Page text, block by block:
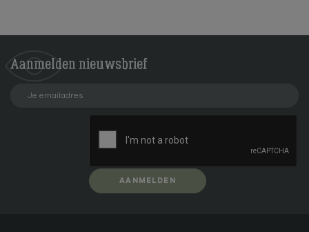
Aanmelden nieuwsbrief
AANMELDEN